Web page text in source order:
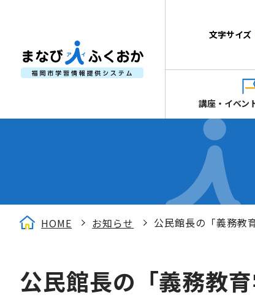
文字サイズ
講座・イベン
HOME お知らせ 公民館長の「義務教
公民館長の「義務教